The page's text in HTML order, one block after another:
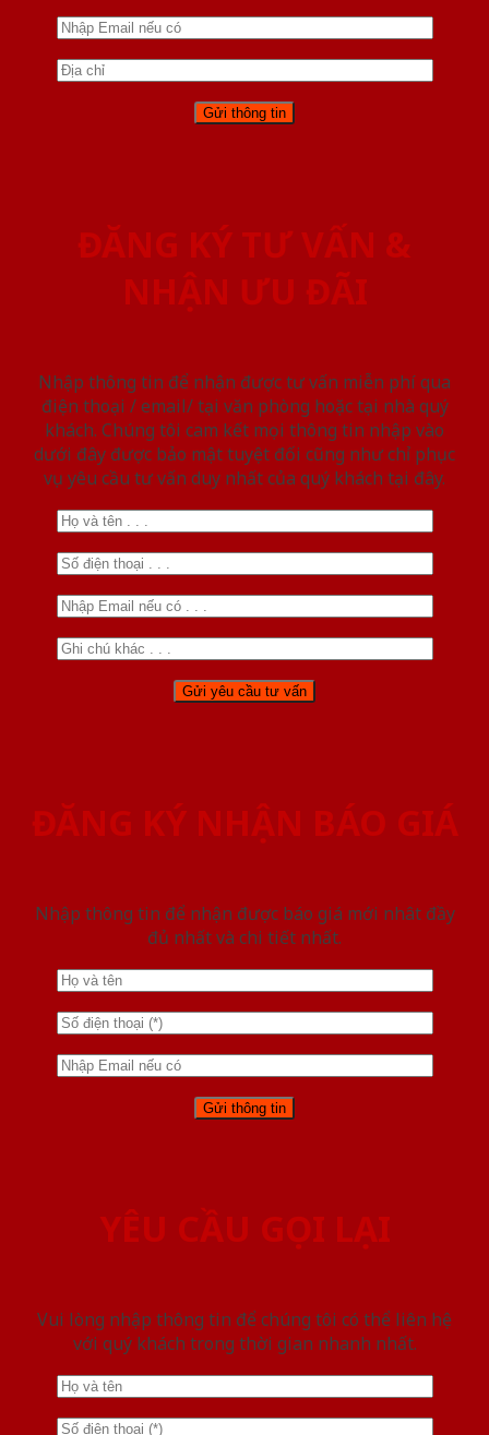
ĐĂNG KÝ TƯ VẤN &
NHẬN ƯU ĐÃI
Nhập thông tin để nhận được tư vấn miễn phí qua
điện thoại / email/ tại văn phòng hoặc tại nhà quý
khách. Chúng tôi cam kết mọi thông tin nhập vào
dưới đây được bảo mật tuyệt đối cũng như chỉ phục
vụ yêu cầu tư vấn duy nhất của quý khách tại đây.
ĐĂNG KÝ NHẬN BÁO GIÁ
Nhập thông tin để nhận được báo giá mới nhât đầy
đủ nhất và chi tiết nhất.
YÊU CẦU GỌI LẠI
Vui lòng nhập thông tin để chúng tôi có thể liên hệ
với quý khách trong thời gian nhanh nhất.